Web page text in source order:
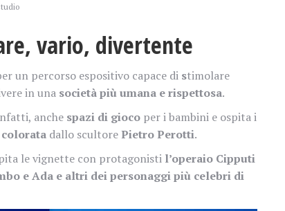
vario, divertente
un percorso espositivo capace di stimolare
in una società più umana e rispettosa.
anche spazi di gioco per i bambini e ospita i
dallo scultorePietro Perotti.
le vignette con protagonisti l’operaio Cipputi
e Ada e altri dei personaggi più celebri di